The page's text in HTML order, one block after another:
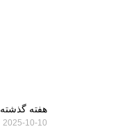
هفته گذشته 5 ٪ کاهش قیمت خودرو
2025-10-10